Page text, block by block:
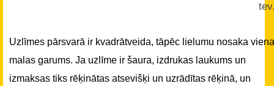
Uzlīmes pārsvarā ir kvadrātveida, tāpēc lielumu nosaka
malas garums. Ja uzlīme ir šaura, izdrukas laukums un
izmaksas tiks rēķinātas atsevišķi un uzrādītas rēķinā, un